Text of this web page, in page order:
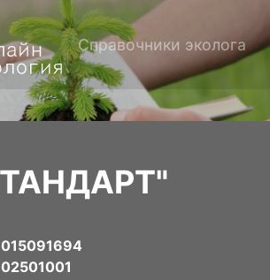
Справочники эколога